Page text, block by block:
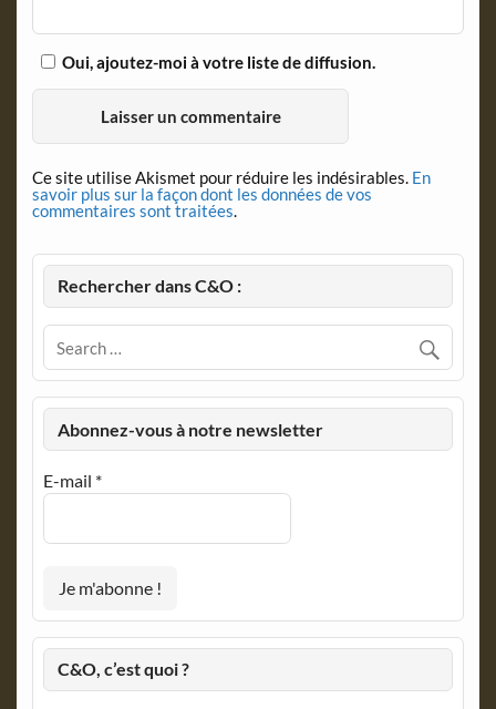
Oui, ajoutez-moi à votre liste de diffusion.
Ce site utilise Akismet pour réduire les indésirables. En
savoir plus sur la façon dont les données de vos
commentaires sont traitées.
Rechercher dans C&O :
Abonnez-vous à notre newsletter
E-mail *
C&O, c’est quoi ?